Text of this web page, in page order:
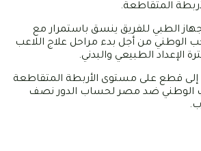
المتقاطعة.
الطبي للفريق ينسق باستمرار مع
الوطني من أجل بدء مراحل علاج اللاعب
الإعداد الطبيعي والبدني.
إلى قطع على مستوى الأربطة المتقاطعة
الوطني ضد مصر لحساب الدور نصف